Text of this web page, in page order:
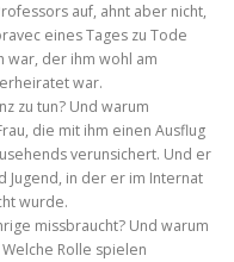
auf, ahnt aber nicht,
eines Tages zu Tode
war, der ihm wohl am
war.
zu tun? Und warum
die mit ihm einen Ausflug
verunsichert. Und er
Jugend, in der er im Internat
wurde.
missbraucht? Und warum
Rolle spielen